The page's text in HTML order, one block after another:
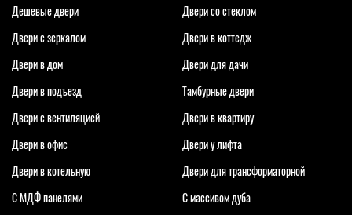
Дешевые двери
Двери со стеклом
Двери с зеркалом
Двери в коттедж
Двери в дом
Двери для дачи
Двери в подъезд
Тамбурные двери
Двери с вентиляцией
Двери в квартиру
Двери в офис
Двери у лифта
Двери в котельную
Двери для трансформаторной
С МДФ панелями
С массивом дуба